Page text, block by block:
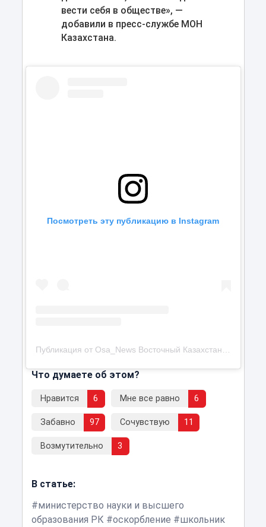
вести себя в обществе», ―
добавили в пресс-службе МОН
Казахстана.
Посмотреть эту публикацию в Instagram
Что думаете об этом?
Нравится 6 Мне все равно 6
Забавно 97 Сочувствую 11
Возмутительно 3
В статье:
министерство науки и высшего
образования РК
оскорбление
школьник